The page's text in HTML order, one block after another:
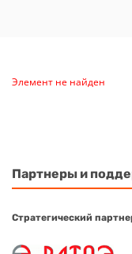
Элемент не найден
Партнеры и
Стратегический